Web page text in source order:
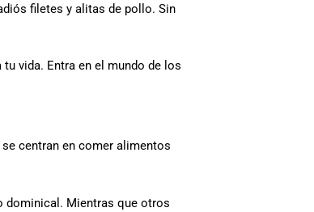
filetes y alitas de pollo. Sin
vida. Entra en el mundo de los
centran en comer alimentos
dominical. Mientras que otros